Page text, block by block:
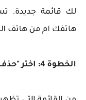
لك قائمة جديدة.
هاتفك ام من هاتف
الخطوة 4: اختر "حذف للجميع" أو "حذف لي"